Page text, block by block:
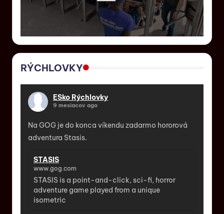
RÝCHLOVKY
ESko Rýchlovky
9 mesiacov ago
Na GOG je do konca víkendu zadarmo hororová
adventura Stasis.
STASIS
www.gog.com
STASIS is a point-and-click, sci-fi, horror
adventure game played from a unique
isometric